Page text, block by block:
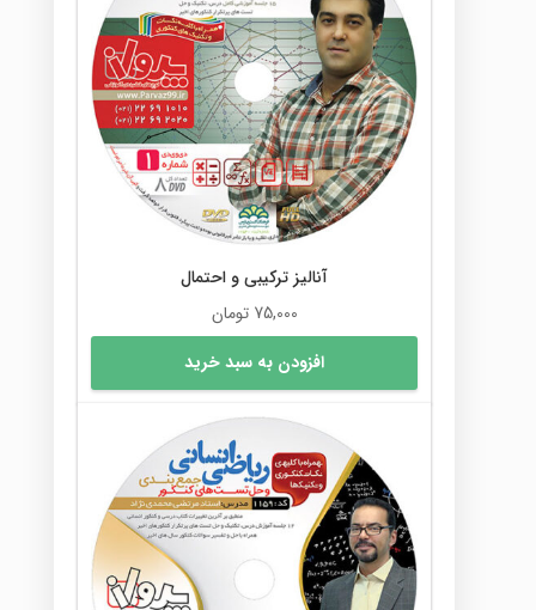
آنالیز ترکیبی و احتمال
75,000 تومان
افزودن به سبد خرید